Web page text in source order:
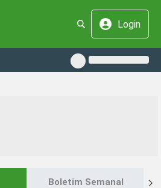
Login
Boletim Semanal